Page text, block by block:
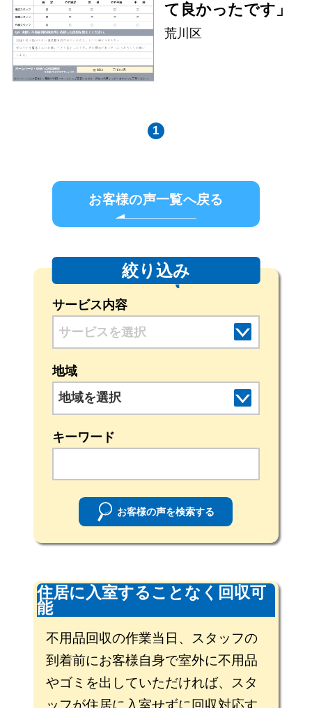
て良かったです」
荒川区
1
お客様の声一覧へ戻る
絞り込み
サービス内容
地域
地域を選択
キーワード
お客様の声を検索する
住居に入室することなく回収可
能
不用品回収の作業当日、スタッフの
到着前にお客様自身で室外に不用品
やゴミを出していただければ、スタ
ッフが住居に入室せずに回収対応す